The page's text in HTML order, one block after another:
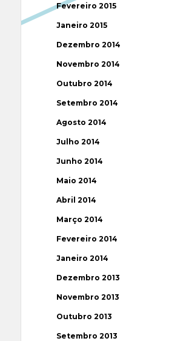
Fevereiro 2015
Janeiro 2015
Dezembro 2014
Novembro 2014
Outubro 2014
Setembro 2014
Agosto 2014
Julho 2014
Junho 2014
Maio 2014
Abril 2014
Março 2014
Fevereiro 2014
Janeiro 2014
Dezembro 2013
Novembro 2013
Outubro 2013
Setembro 2013